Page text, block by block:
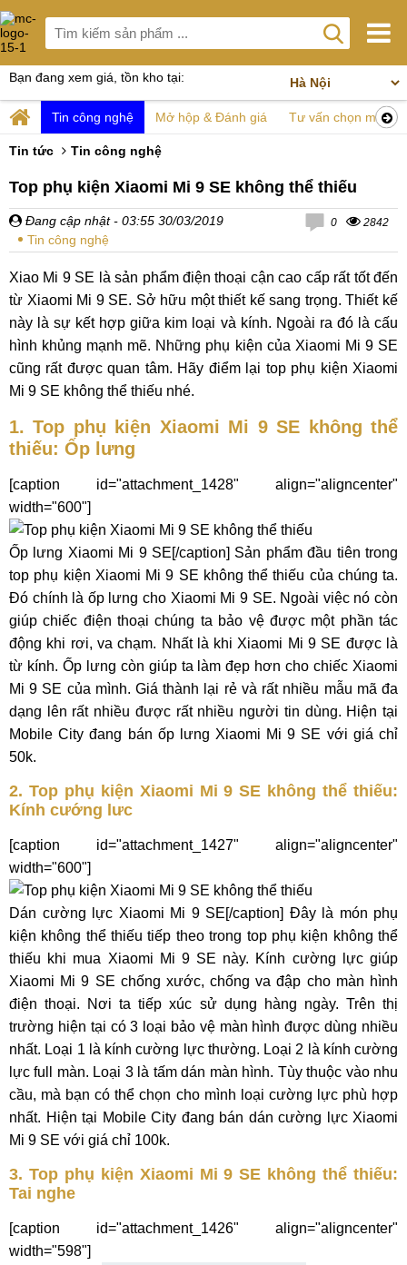
Bạn đang xem giá, tồn kho tại:
Tin công nghệ Mở hộp & Đánh giá Tư vấn chọn mua
Tin tức Tin công nghệ
Top phụ kiện Xiaomi Mi 9 SE không thể thiếu
Đang cập nhật - 03:55 30/03/2019
Tin công nghệ
0 2842
Xiao Mi 9 SE là sản phẩm điện thoại cận cao cấp rất tốt đến
từ Xiaomi Mi 9 SE. Sở hữu một thiết kế sang trọng. Thiết kế
này là sự kết hợp giữa kim loại và kính. Ngoài ra đó là cấu
hình khủng mạnh mẽ. Những phụ kiện của Xiaomi Mi 9 SE
cũng rất được quan tâm. Hãy điểm lại top phụ kiện Xiaomi
Mi 9 SE không thể thiếu nhé.
1. Top phụ kiện Xiaomi Mi 9 SE không thể
thiếu: Ốp lưng
[caption id="attachment_1428" align="aligncenter"
width="600"]
Ốp lưng Xiaomi Mi 9 SE[/caption] Sản phẩm đầu tiên trong
top phụ kiện Xiaomi Mi 9 SE không thể thiếu của chúng ta.
Đó chính là ốp lưng cho Xiaomi Mi 9 SE. Ngoài việc nó còn
giúp chiếc điện thoại chúng ta bảo vệ được một phần tác
động khi rơi, va chạm. Nhất là khi Xiaomi Mi 9 SE được là
từ kính. Ốp lưng còn giúp ta làm đẹp hơn cho chiếc Xiaomi
Mi 9 SE của mình. Giá thành lại rẻ và rất nhiều mẫu mã đa
dạng lên rất nhiều được rất nhiều người tin dùng. Hiện tại
Mobile City đang bán ốp lưng Xiaomi Mi 9 SE với giá chỉ
50k.
2. Top phụ kiện Xiaomi Mi 9 SE không thể thiếu:
Kính cướng lưc
[caption id="attachment_1427" align="aligncenter"
width="600"]
Dán cường lực Xiaomi Mi 9 SE[/caption] Đây là món phụ
kiện không thể thiếu tiếp theo trong top phụ kiện không thể
thiếu khi mua Xiaomi Mi 9 SE này. Kính cường lực giúp
Xiaomi Mi 9 SE chống xước, chống va đập cho màn hình
điện thoại. Nơi ta tiếp xúc sử dụng hàng ngày. Trên thị
trường hiện tại có 3 loại bảo vệ màn hình được dùng nhiều
nhất. Loại 1 là kính cường lực thường. Loại 2 là kính cường
lực full màn. Loại 3 là tấm dán màn hình. Tùy thuộc vào nhu
cầu, mà bạn có thể chọn cho mình loại cường lực phù hợp
nhất. Hiện tại Mobile City đang bán dán cường lực Xiaomi
Mi 9 SE với giá chỉ 100k.
3. Top phụ kiện Xiaomi Mi 9 SE không thể thiếu:
Tai nghe
[caption id="attachment_1426" align="aligncenter"
width="598"]